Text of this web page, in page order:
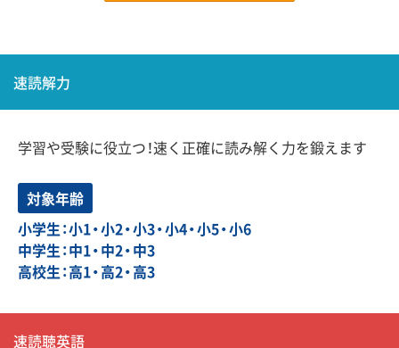
速読解力
学習や受験に役立つ！速く正確に読み解く力を鍛えます
対象年齢
小学生：小1・小2・小3・小4・小5・小6
中学生：中1・中2・中3
高校生：高1・高2・高3
速読聴英語